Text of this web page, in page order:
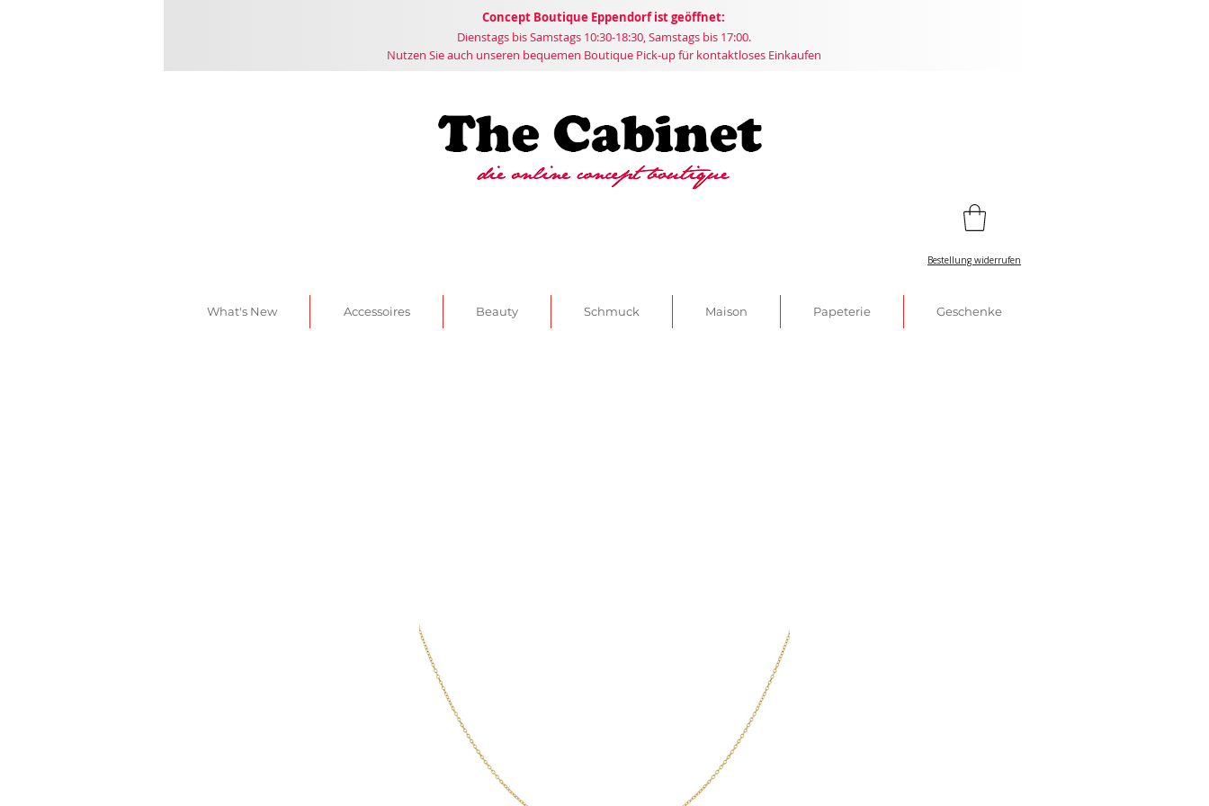
Concept Boutique Eppendorf ist geöffnet:
Dienstags bis Samstags 10:30-18:30, Samstags bis 17:00.
Nutzen Sie auch unseren bequemen Boutique Pick-up für kontaktloses Einkaufen
Bestellung widerrufen
What's New Accessoires Beauty Schmuck Maison Papeterie Geschenke